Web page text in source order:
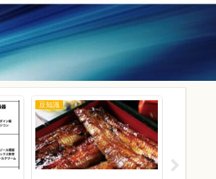
豆知識